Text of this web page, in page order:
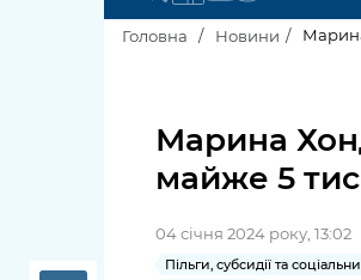
Київська
Керівництво
Головна Новини
Марина
майже 5
04 січня 2024 року, 13:02
Пільги, субсидії та